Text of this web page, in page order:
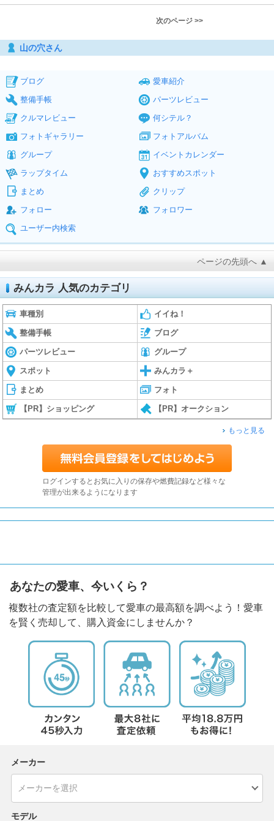
次のページ >>
山の穴さん
ブログ
愛車紹介
整備手帳
パーツレビュー
クルマレビュー
何シテル？
フォトギャラリー
フォトアルバム
グループ
イベントカレンダー
ラップタイム
おすすめスポット
まとめ
クリップ
フォロー
フォロワー
ユーザー内検索
ページの先頭へ ▲
みんカラ 人気のカテゴリ
車種別 イイね！
整備手帳 ブログ
パーツレビュー グループ
スポット みんカラ＋
まとめ フォト
【PR】ショッピング 【PR】オークション
もっと見る
ログインするとお気に入りの保存や燃費記録など様々な
管理が出来るようになります
あなたの愛車、今いくら？
複数社の査定額を比較して愛車の最高額を調べよう！愛車
を賢く売却して、購入資金にしませんか？
メーカー
モデル